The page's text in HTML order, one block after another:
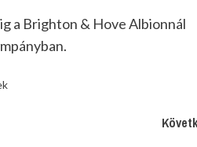
a Brighton & Hove Albionnál